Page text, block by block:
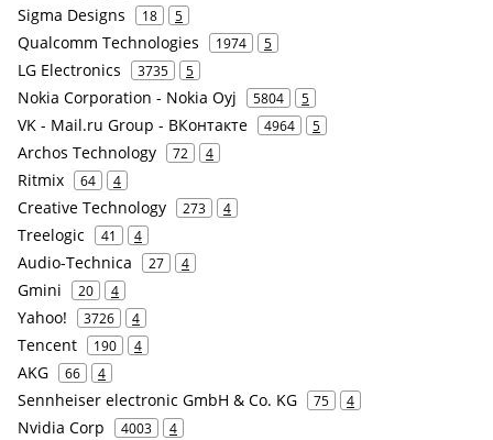
Sigma Designs 18 5
Qualcomm Technologies 1974 5
LG Electronics 3735 5
Nokia Corporation - Nokia Oyj 5804 5
VK - Mail.ru Group - ВКонтакте 4964 5
Archos Technology 72 4
Ritmix 64 4
Creative Technology 273 4
Treelogic 41 4
Audio-Technica 27 4
Gmini 20 4
Yahoo! 3726 4
Tencent 190 4
AKG 66 4
Sennheiser electronic GmbH & Co. KG 75 4
Nvidia Corp 4003 4